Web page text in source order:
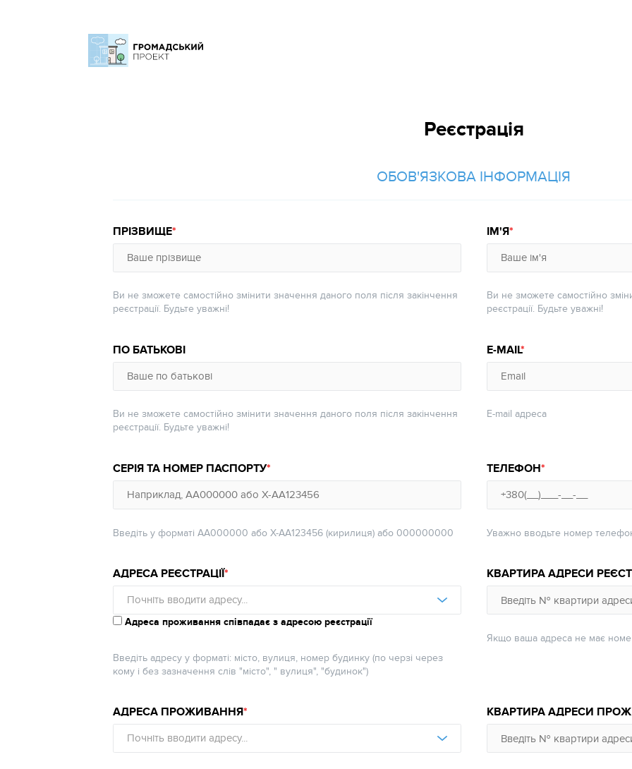
Реєстрація
ОБОВ'ЯЗКОВА ІНФОРМАЦІЯ
ПРІЗВИЩЕ
Ви не зможете самостійно змінити значення даного поля після закінчення
реєстрації. Будьте уважні!
ІМ'Я
Ви не зможете самостійно
реєстрації. Будьте уважні!
ПО БАТЬКОВІ
Ви не зможете самостійно змінити значення даного поля після закінчення
реєстрації. Будьте уважні!
E-MAIL
E-mail адреса
СЕРІЯ ТА НОМЕР ПАСПОРТУ
Введіть у форматі АА000000 або Х-AA123456 (кирилиця) або 000000000
ТЕЛЕФОН
Уважно вводьте номер
АДРЕСА РЕЄСТРАЦІЇ
Почніть вводити адресу...
АДРЕСА
Адреса проживання співпадає з адресою реєстрації
Введіть адресу у форматі: місто, вулиця, номер будинку (по черзі через
кому і без зазначення слів "місто", " вулиця", "будинок")
КВАРТИРА АДРЕСИ
Якщо ваша адреса не має
АДРЕСА ПРОЖИВАННЯ
Почніть вводити адресу...
АДРЕСА
КВАРТИРА АДРЕСИ